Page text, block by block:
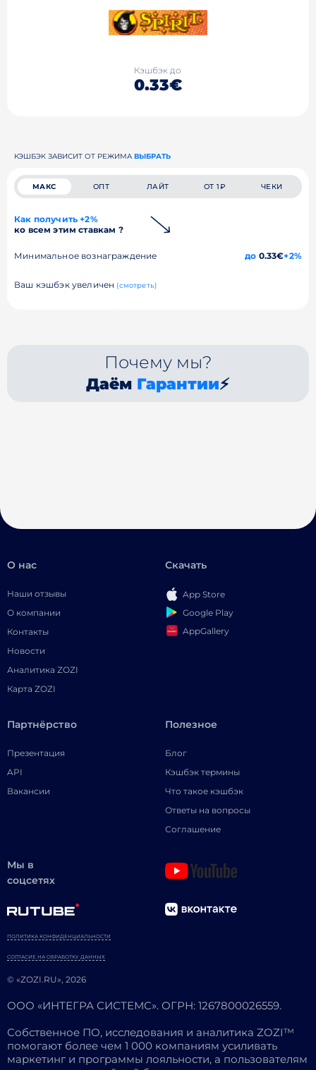
Кэшбэк до
0.33€
КЭШБЭК ЗАВИСИТ ОТ РЕЖИМА ВЫБРАТЬ
МАКС ОПТ ЛАЙТ ОТ 1₽ ЧЕКИ
Как получить +2%
ко всем этим ставкам ?
Минимальное вознаграждение до 0.33€+2%
Ваш кэшбэк увеличен (смотреть)
Почему мы?
Даём Гарантии⚡
О нас
Наши отзывы
О компании
Контакты
Новости
Аналитика ZOZI
Карта ZOZI
Скачать
App Store
Google Play
AppGallery
Партнёрство
Презентация
API
Вакансии
Полезное
Блог
Кэшбэк термины
Что такое кэшбэк
Ответы на вопросы
Соглашение
Мы в
соцсетях
© «ZOZI.RU», 2026
ПОЛИТИКА КОНФИДЕНЦИАЛЬНОСТИ
СОГЛАСИЕ НА ОБРАБОТКУ ДАННЫХ
ООО «ИНТЕГРА СИСТЕМС». ОГРН: 1267800026559.
Собственное ПО, исследования и аналитика ZOZI™
помогают более чем 1 000 компаниям усиливать
маркетинг и программы лояльности, а пользователям